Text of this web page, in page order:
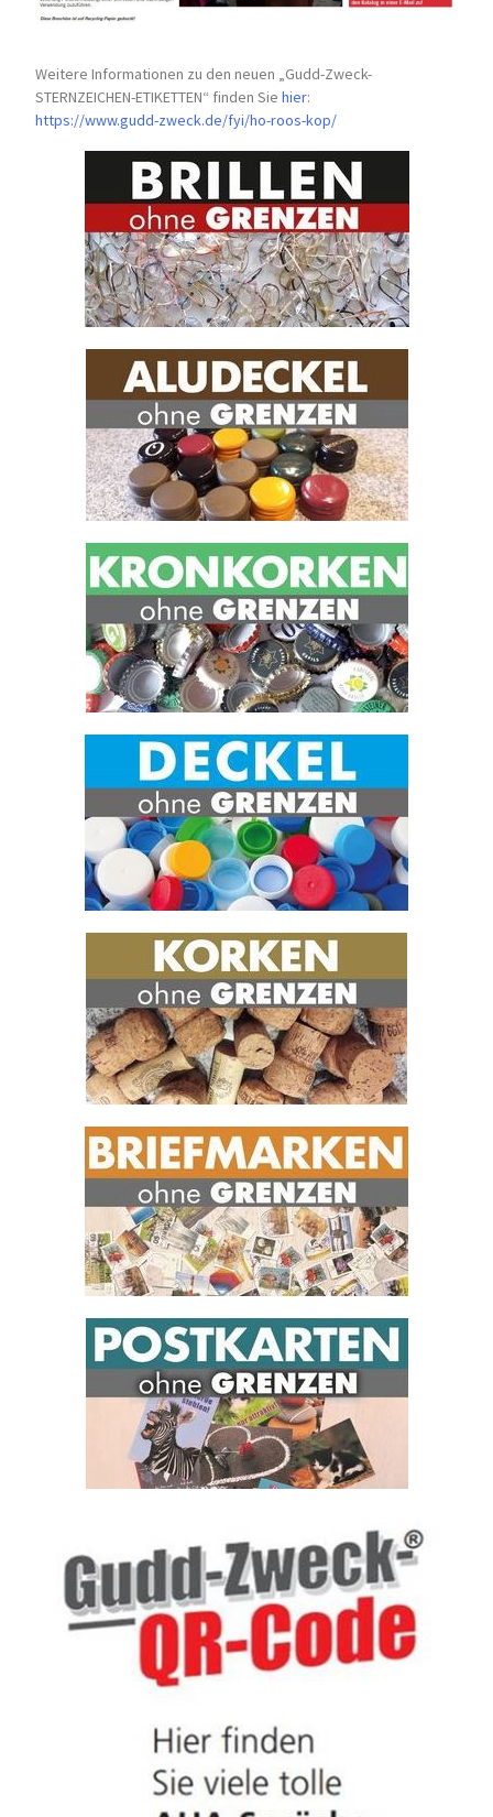
Weitere Informationen zu den neuen „Gudd-Zweck-
STERNZEICHEN-ETIKETTEN“ finden Siehier:
https://www.gudd-zweck.de/fyi/ho-roos-kop/